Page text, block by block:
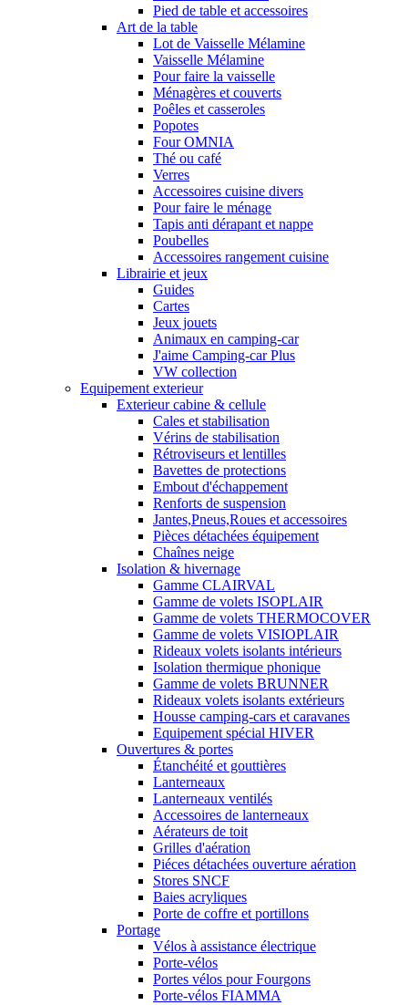
Pied de table et accessoires
Art de la table
Lot de Vaisselle Mélamine
Vaisselle Mélamine
Pour faire la vaisselle
Ménagères et couverts
Poêles et casseroles
Popotes
Four OMNIA
Thé ou café
Verres
Accessoires cuisine divers
Pour faire le ménage
Tapis anti dérapant et nappe
Poubelles
Accessoires rangement cuisine
Librairie et jeux
Guides
Cartes
Jeux jouets
Animaux en camping-car
J'aime Camping-car Plus
VW collection
Equipement exterieur
Exterieur cabine & cellule
Cales et stabilisation
Vérins de stabilisation
Rétroviseurs et lentilles
Bavettes de protections
Embout d'échappement
Renforts de suspension
Jantes,Pneus,Roues et accessoires
Pièces détachées équipement
Chaînes neige
Isolation & hivernage
Gamme CLAIRVAL
Gamme de volets ISOPLAIR
Gamme de volets THERMOCOVER
Gamme de volets VISIOPLAIR
Rideaux volets isolants intérieurs
Isolation thermique phonique
Gamme de volets BRUNNER
Rideaux volets isolants extérieurs
Housse camping-cars et caravanes
Equipement spécial HIVER
Ouvertures & portes
Étanchéité et gouttières
Lanterneaux
Lanterneaux ventilés
Accessoires de lanterneaux
Aérateurs de toit
Grilles d'aération
Piéces détachées ouverture aération
Stores SNCF
Baies acryliques
Porte de coffre et portillons
Portage
Vélos à assistance électrique
Porte-vélos
Portes vélos pour Fourgons
Porte-vélos FIAMMA